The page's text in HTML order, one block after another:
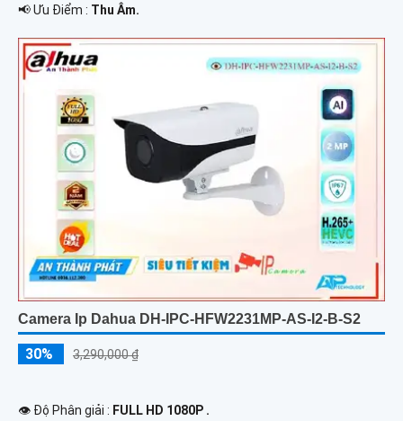
️📢 Ưu Điểm : Thu Âm.
Camera Ip Dahua DH-IPC-HFW2231MP-AS-I2-B-S2
30% 3,290,000 ₫
👁 Độ Phân giải : FULL HD 1080P .